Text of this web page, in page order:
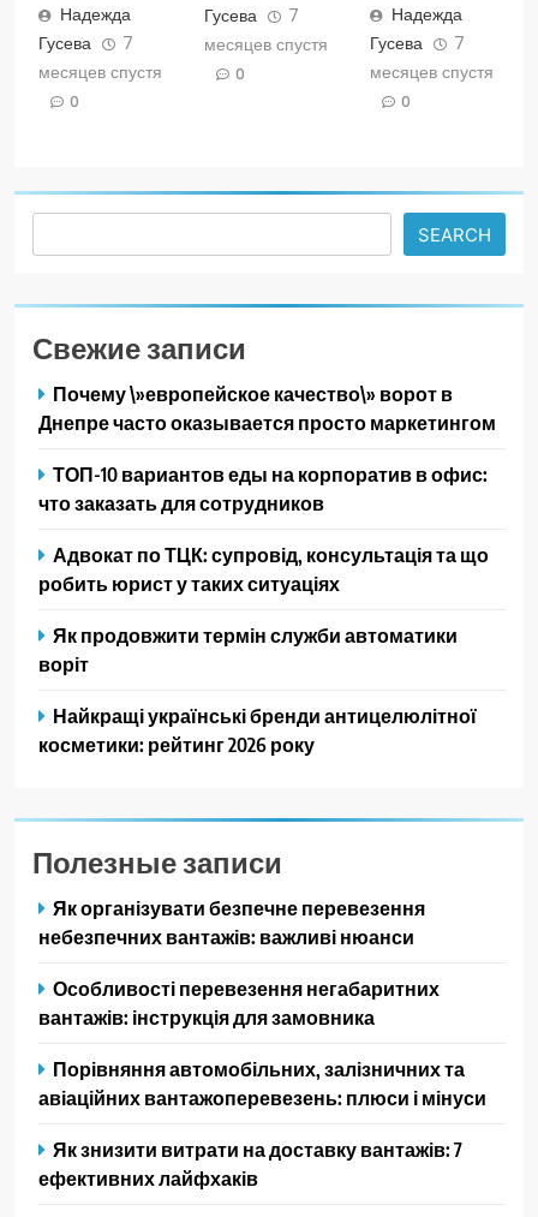
Надежда
Гусева
7
месяцев спустя
0
Гусева
7
месяцев спустя
0
Надежда
Гусева
7
месяцев спустя
0
SEARCH
Свежие записи
Почему \»европейское качество\» ворот в
Днепре часто оказывается просто маркетингом
ТОП-10 вариантов еды на корпоратив в офис:
что заказать для сотрудников
Адвокат по ТЦК: супровід, консультація та що
робить юрист у таких ситуаціях
Як продовжити термін служби автоматики
воріт
Найкращі українські бренди антицелюлітної
косметики: рейтинг 2026 року
Полезные записи
Як організувати безпечне перевезення
небезпечних вантажів: важливі нюанси
Особливості перевезення негабаритних
вантажів: інструкція для замовника
Порівняння автомобільних, залізничних та
авіаційних вантажоперевезень: плюси і мінуси
Як знизити витрати на доставку вантажів: 7
ефективних лайфхаків